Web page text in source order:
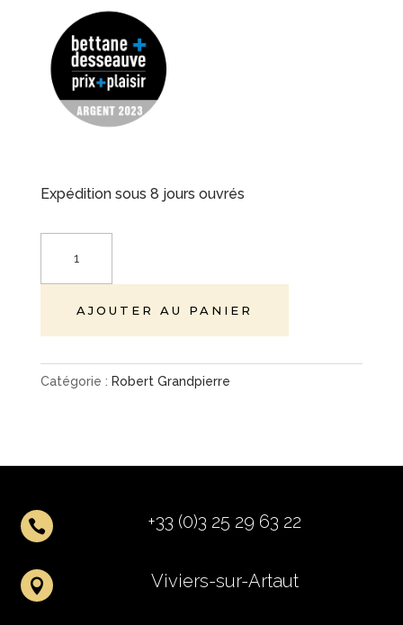
Expédition sous 8 jours ouvrés
AJOUTER AU PANIER
Catégorie : Robert Grandpierre
 +33 (0)3 25 29 63 22
 Viviers-sur-Artaut